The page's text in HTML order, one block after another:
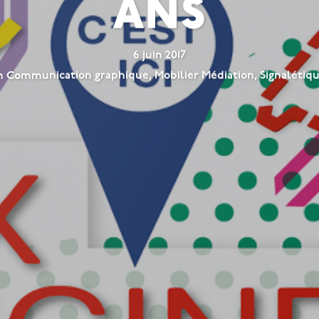
6 juin 2017
Communication graphique,Mobilier Médiation,